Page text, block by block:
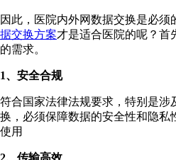
因此，医院内外网数据交换是必须
据交换方案才是适合医院的呢？首
的需求。
1、安全合规
符合国家法律法规要求，特别是涉
换，必须保障数据的安全性和隐私
使用
2、传输高效